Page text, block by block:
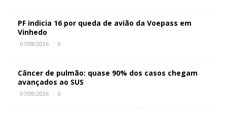
PF indicia 16 por queda de avião da Voepass em
Vinhedo
07/08/2026 0
Câncer de pulmão: quase 90% dos casos chegam
avançados ao SUS
07/08/2026 0